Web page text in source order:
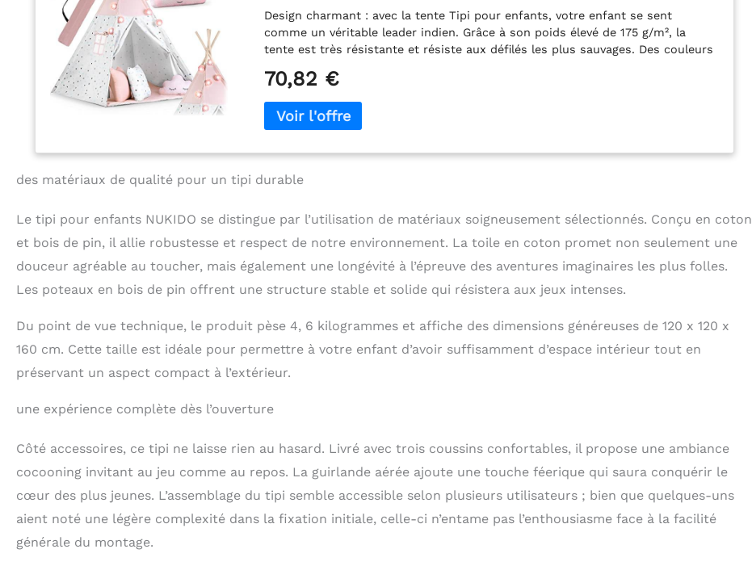
Design charmant : avec la tente Tipi pour enfants, votre enfant se sent
comme un véritable leader indien. Grâce à son poids élevé de 175 g/m², la
tente est très résistante et résiste aux défilés les plus sauvages. Des couleurs
tout-petit, et la tente sera belle comme décoration d'une chambre d'enfants.
Kit complet : le kit comprend un cadre avec 4 barres en bois / lampes à piles
(non fournies) / guirlande, fenêtre d'ouverture / store pour fenêtre / tissu de
tente / tapis de protection / 3 coussins épais / couverture / cloisons
coulissantes.
Matériaux conviviaux : la tente est composée à 100 % de
châssis. Il est donc sans danger pour les enfants et ses murs sont aérés. En
également être retiré et utilisé comme tapis. ▶ Véritable art : nous avons de
nombreux designers talentueux dans notre équipe, dont un diplômé de
l'Académie des Beaux-Arts à Gdansk. Ainsi, nos projets sont non seulement
professionnels, mais aussi adaptés aux besoins des plus jeunes. En plus de
leur bel aspect, ils sont ergonomiques et soutiennent le développement de
à nettoyer. Il ne faut qu'un moment pour le préparer pour le jeu. Vous pouvez
grâce à la housse incluse dans le kit.
70,82 €
des matériaux de qualité pour un tipi durable
Le tipi pour enfants NUKIDO se distingue par l’utilisation de matériaux soigneusement sélectionnés. Conçu en coton
et bois de pin, il allie robustesse et respect de notre environnement. La toile en coton promet non seulement une
douceur agréable au toucher, mais également une longévité à l’épreuve des aventures imaginaires les plus folles.
Les poteaux en bois de pin offrent une structure stable et solide qui résistera aux jeux intenses.
Du point de vue technique, le produit pèse 4, 6 kilogrammes et affiche des dimensions généreuses de 120 x 120 x
160 cm. Cette taille est idéale pour permettre à votre enfant d’avoir suffisamment d’espace intérieur tout en
préservant un aspect compact à l’extérieur.
une expérience complète dès l’ouverture
Côté accessoires, ce tipi ne laisse rien au hasard. Livré avec trois coussins confortables, il propose une ambiance
cocooning invitant au jeu comme au repos. La guirlande aérée ajoute une touche féerique qui saura conquérir le
cœur des plus jeunes. L’assemblage du tipi semble accessible selon plusieurs utilisateurs ; bien que quelques-uns
aient noté une légère complexité dans la fixation initiale, celle-ci n’entame pas l’enthousiasme face à la facilité
générale du montage.